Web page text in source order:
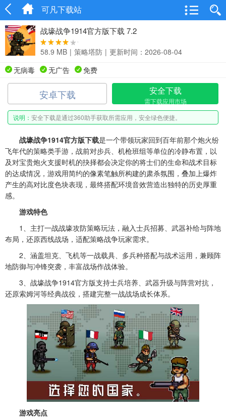
可凡下载站
战壕战争1914官方版下载 7.2
58.9 MB | 策略塔防 | 更新时间：2026-08-04
无病毒
无广告 免费
安卓下载 安全下载
需下载应用市场
说明： 安全下载是通过360助手获取所需应用，安全绿色便捷。
战壕战争1914官方版下载是一个带领玩家回到百年前那个炮火纷
飞年代的策略类手游，战前对步兵、机枪班组等单位的冷静布置，以
及对宝贵炮火支援时机的抉择都会决定你的将士们的生命和战术目标
的达成情况，游戏用简约的像素笔触所构建的肃杀氛围，叠加上爆炸
产生的高对比度色块表现，最终搭配环境音效营造出独特的历史厚重
感。
游戏特色
1、主打一战战壕攻防策略玩法，融入士兵招募、武器补给与阵地
布局，还原西线战场，适配策略战争玩家需求。
2、涵盖坦克、飞机等一战载具、多兵种搭配与战术运用，兼顾阵
地防御与冲锋突袭，丰富战场作战体验。
3、战壕战争1914官方版支持士兵培养、武器升级与阵营对抗，
还原索姆河等经典战役，搭建完整一战战场成长体系。
游戏亮点